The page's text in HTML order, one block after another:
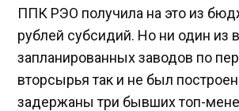
ППК РЭО получила на это из
рублей субсидий. Но ни один из
запланированных заводов по
вторсырья так и не был
задержаны три бывших топ-